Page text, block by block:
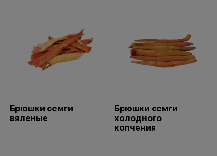
Брюшки семги
вяленые
Брюшки семги
холодного
копчения